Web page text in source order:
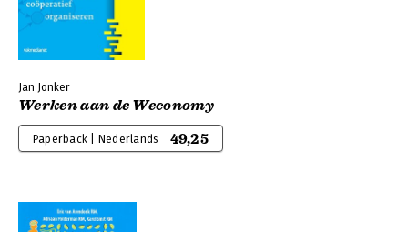
Jan Jonker
Werken aan de Weconomy
Paperback | Nederlands 49,25